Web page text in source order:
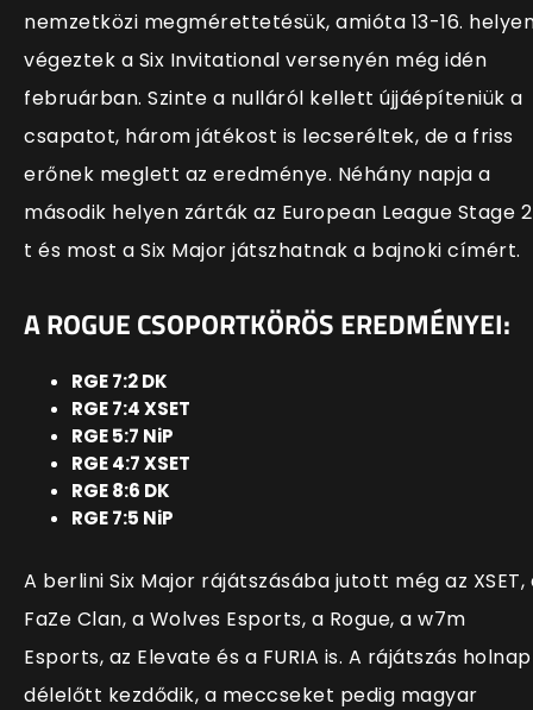
nemzetközi megmérettetésük, amióta 13-16.
végeztek a Six Invitational versenyén még idén
februárban. Szinte a nulláról kellett újjáépíteniük a
csapatot, három játékost is lecseréltek, de a friss
erőnek meglett az eredménye. Néhány napja a
második helyen zárták az European League Stage
t és most a Six Major játszhatnak a bajnoki címért.
A ROGUE CSOPORTKÖRÖS EREDMÉNYEI:
RGE 7:2 DK
RGE 7:4 XSET
RGE 5:7 NiP
RGE 4:7 XSET
RGE 8:6 DK
RGE 7:5 NiP
A berlini Six Major rájátszásába jutott még az XSET,
FaZe Clan, a Wolves Esports, a Rogue, a w7m
Esports, az Elevate és a FURIA is. A rájátszás holnap
délelőtt kezdődik, a meccseket pedig magyar